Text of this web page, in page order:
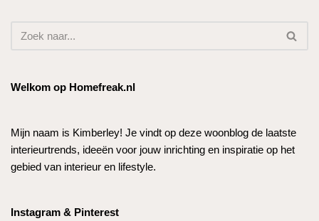
Welkom op Homefreak.nl
Mijn naam is Kimberley! Je vindt op deze woonblog de laatste
interieurtrends, ideeën voor jouw inrichting en inspiratie op het
gebied van interieur en lifestyle.
Instagram & Pinterest